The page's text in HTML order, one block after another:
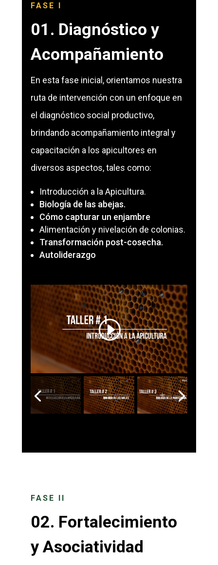
FASE I
01. Diagnóstico y
Acompañamiento
En esta fase inicial, orientamos nuestra
ruta de intervención con un enfoque en
el diagnóstico social productivo,
brindando acompañamiento integral y
capacitación a los apicultores en
diversos aspectos, tales como:
Introducción a la Apicultura.
Biología de las abejas.
Cómo capturar un enjambre
Alimentación y nivelación de colonias.
Transformación post-cosecha.
Autoliderazgo
FASE II
02. Fortalecimiento
y Asociatividad